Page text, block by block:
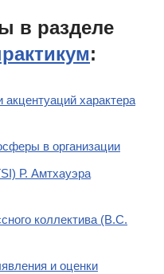
в разделе
:
характера
в организации
Р. Амтхауэра
коллектива (В.С.
и оценки